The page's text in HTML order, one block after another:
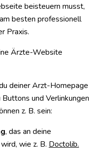
beisteuern musst,
besten professionell
Praxis.
Ärzte-Website
deiner Arzt-Homepage
Buttons und Verlinkungen
z. B. sein:
, das an deine
wie z. B. Doctolib.